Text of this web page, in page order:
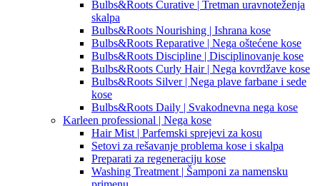
Bulbs&Roots Curative | Tretman uravnoteženja
skalpa
Bulbs&Roots Nourishing | Ishrana kose
Bulbs&Roots Reparative | Nega oštećene kose
Bulbs&Roots Discipline | Disciplinovanje kose
Bulbs&Roots Curly Hair | Nega kovrdžave kose
Bulbs&Roots Silver | Nega plave farbane i sede
kose
Bulbs&Roots Daily | Svakodnevna nega kose
Karleen professional | Nega kose
Hair Mist | Parfemski sprejevi za kosu
Setovi za rešavanje problema kose i skalpa
Preparati za regeneraciju kose
Washing Treatment | Šamponi za namensku